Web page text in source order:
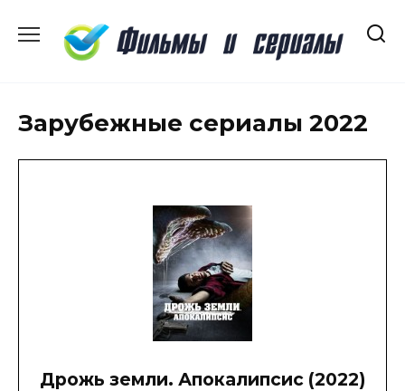
содержанию
Зарубежные сериалы 2022
Дрожь земли. Апокалипсис (2022)